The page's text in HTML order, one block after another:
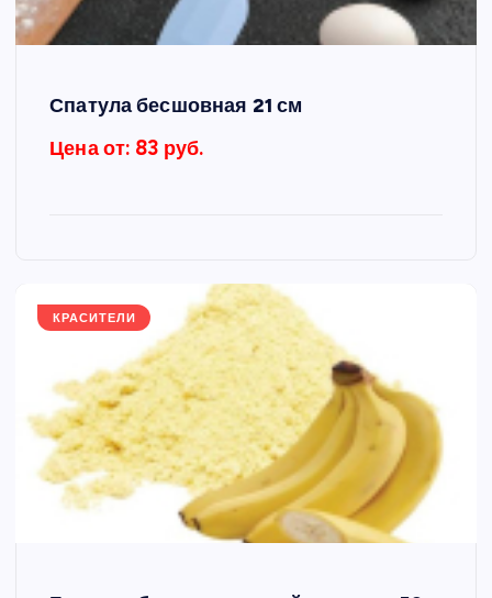
Спатула бесшовная 21 см
Цена от: 83 руб.
КРАСИТЕЛИ